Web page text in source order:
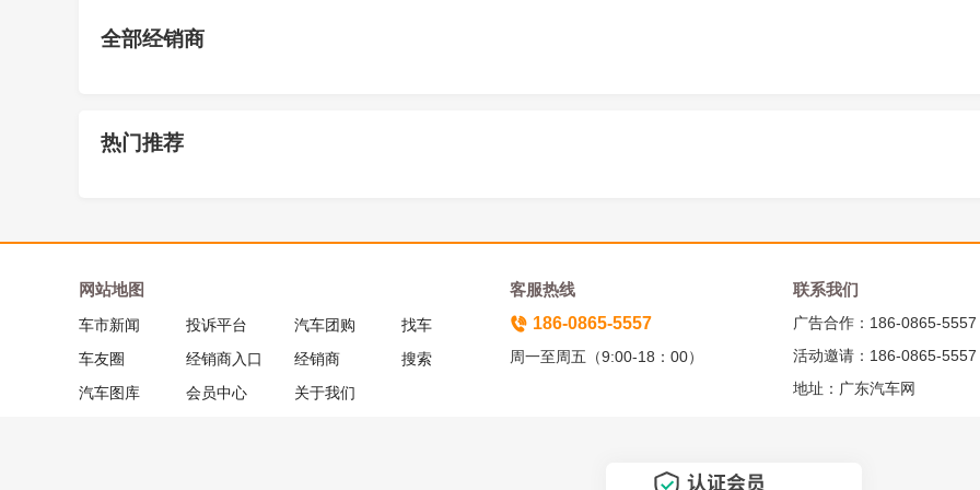
全部经销商
热门推荐
网站地图
车市新闻 投诉平台 汽车团购
找车
车友圈
经销商入口 经销商
搜索
汽车图库
会员中心 关于我们
客服热线
186-0865-5557
周一至周五（9:00-18：00）
联系我们
广告合作：186-0865-5557
活动邀请：186-0865-5557
地址：广东汽车网